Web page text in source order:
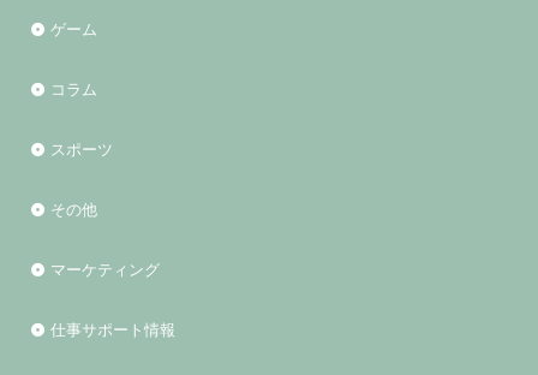
ゲーム
コラム
スポーツ
その他
マーケティング
仕事サポート情報